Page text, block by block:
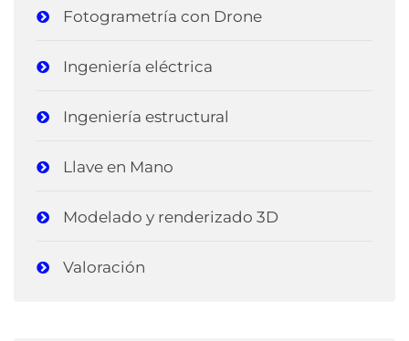
Fotogrametría con Drone
Ingeniería eléctrica
Ingeniería estructural
Llave en Mano
Modelado y renderizado 3D
Valoración